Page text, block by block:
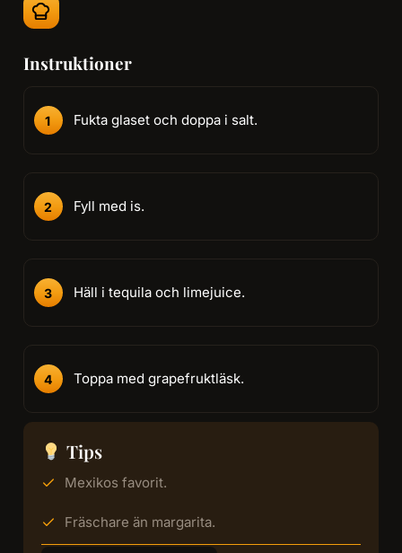
Instruktioner
Fukta glaset och doppa i salt.
Fyll med is.
Häll i tequila och limejuice.
Toppa med grapefruktläsk.
Tips
Mexikos favorit.
Fräschare än margarita.